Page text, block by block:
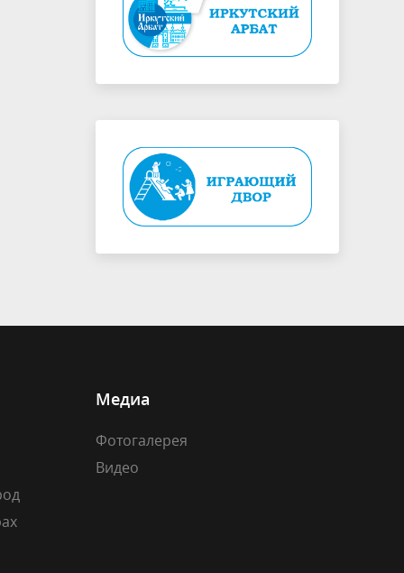
Медиа
Фотогалерея
Видео